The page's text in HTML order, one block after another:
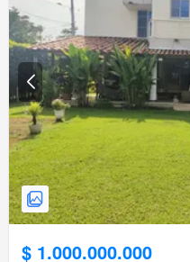
$ 1.000.000.000